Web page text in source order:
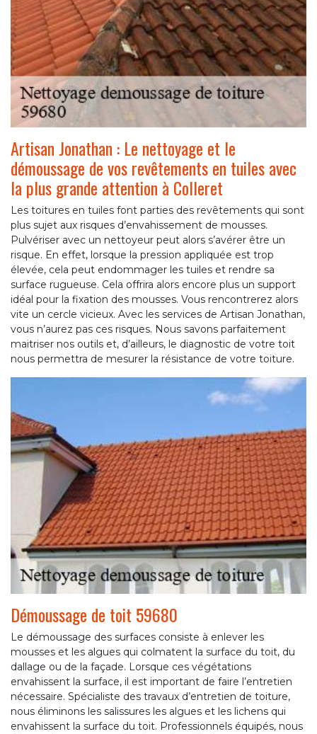
Artisan Jonathan : Le nettoyage et le
démoussage de vos revêtements en tuiles avec
la plus grande attention à Colleret
Les toitures en tuiles font parties des revêtements qui sont
plus sujet aux risques d’envahissement de mousses.
Pulvériser avec un nettoyeur peut alors s’avérer être un
risque. En effet, lorsque la pression appliquée est trop
élevée, cela peut endommager les tuiles et rendre sa
surface rugueuse. Cela offrira alors encore plus un support
idéal pour la fixation des mousses. Vous rencontrerez alors
vite un cercle vicieux. Avec les services de Artisan Jonathan,
vous n’aurez pas ces risques. Nous savons parfaitement
maitriser nos outils et, d’ailleurs, le diagnostic de votre toit
nous permettra de mesurer la résistance de votre toiture.
Démoussage de toit 59680
Le démoussage des surfaces consiste à enlever les
mousses et les algues qui colmatent la surface du toit, du
dallage ou de la façade. Lorsque ces végétations
envahissent la surface, il est important de faire l’entretien
nécessaire. Spécialiste des travaux d’entretien de toiture,
nous éliminons les salissures les algues et les lichens qui
envahissent la surface du toit. Professionnels équipés, nous